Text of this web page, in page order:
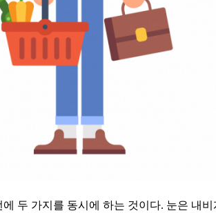
두 가지를 동시에 하는 것이다. 눈은 내